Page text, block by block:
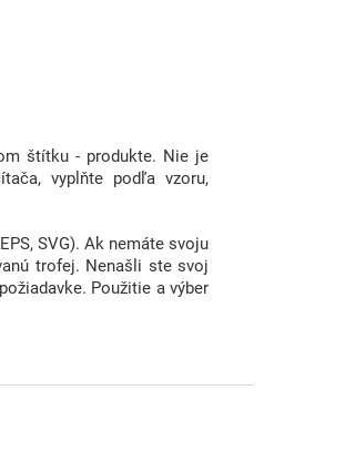
štítku - produkte. Nie je
vyplňte podľa vzoru,
SVG). Ak nemáte svoju
trofej. Nenašli ste svoj
Použitie a výber